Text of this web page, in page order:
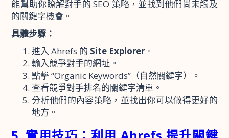
能幫助你瞭解對手的 SEO 策略，並找到他們尚未觸及
的關鍵字機會。
具體步驟：
進入 Ahrefs 的 Site Explorer 。
輸入競爭對手的網址。
點擊 “Organic Keywords”（自然關鍵字）。
查看競爭對手排名的關鍵字清單。
分析他們的內容策略，並找出你可以做得更好的
地方。